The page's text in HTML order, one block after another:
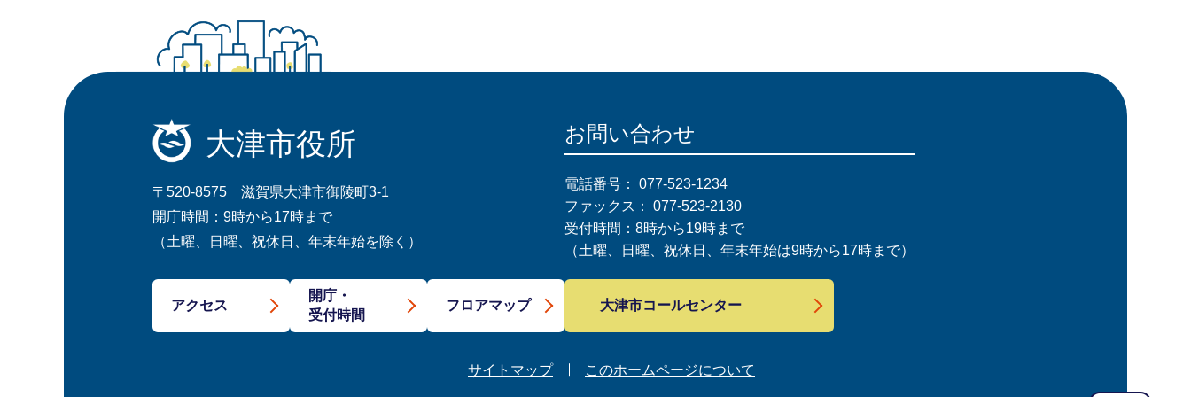
大津市役所
〒520-8575 滋賀県大津市御陵町3-1
開庁時間：9時から17時まで
（土曜、日曜、祝休日、年末年始を除く）
アクセス
開庁・
受付時間
フロアマップ
お問い合わせ
電話番号： 077-523-1234
ファックス： 077-523-2130
受付時間：8時から19時まで
（土曜、日曜、祝休日、年末年始は9時から17時まで）
大津市コールセンター
サイトマップ このホームページについて